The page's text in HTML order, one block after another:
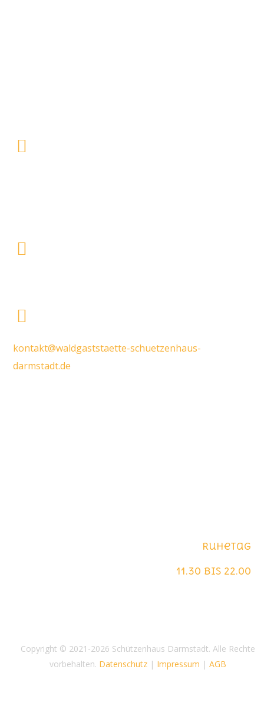
kontakt@waldgaststaette-schuetzenhaus-
darmstadt.de
Ruhetag
11.30 bis 22.00
Copyright © 2021-2026 Schützenhaus Darmstadt. Alle Rechte
vorbehalten. Datenschutz | Impressum | AGB